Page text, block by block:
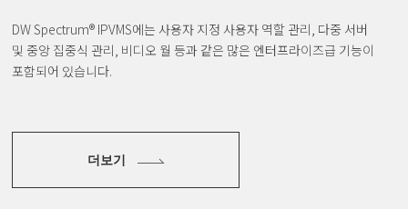
DW Spectrum® IPVMS에는 사용자 지정 사용자 역할 관리, 다중 서버
및 중앙 집중식 관리, 비디오 월 등과 같은 많은 엔터프라이즈급 기능이
포함되어 있습니다.
더보기